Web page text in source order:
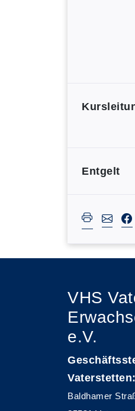
Entgelt
VHS
e.V.
Vaterstetten:
Baldhamer